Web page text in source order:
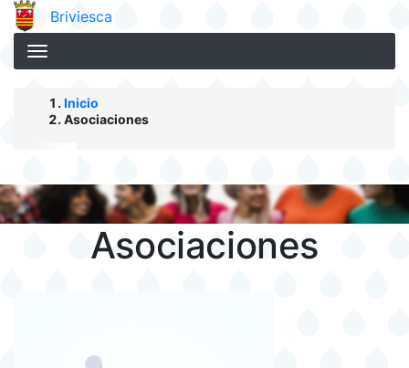
Pasar al contenido
principal
Briviesca
Inicio
Asociaciones
Asociaciones